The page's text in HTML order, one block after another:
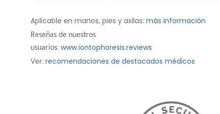
Aplicable en manos, pies y axilas: más información
Reseñas de nuestros
usuarios: www.iontophoresis.reviews
Ver: recomendaciones de destacados médicos